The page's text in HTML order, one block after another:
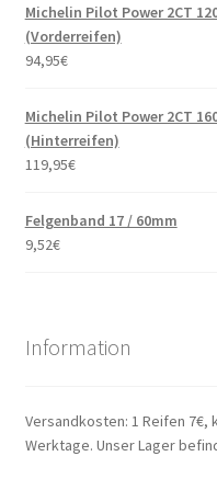
Michelin Pilot Power 2CT
(Vorderreifen)
94,95€
Michelin Pilot Power 2CT
(Hinterreifen)
119,95€
Felgenband 17 / 60mm
9,52€
Information
Versandkosten: 1 Reifen 7€,
Werktage. Unser Lager